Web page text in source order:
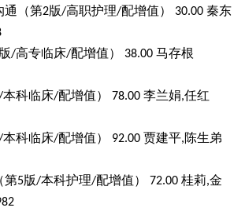
通（第2版/高职护理/配增值） 30.00 秦东
版/高专临床/配增值） 38.00 马存根
本科临床/配增值） 78.00 李兰娟,任红
本科临床/配增值） 92.00 贾建平,陈生弟
第5版/本科护理/配增值） 72.00 桂莉,金